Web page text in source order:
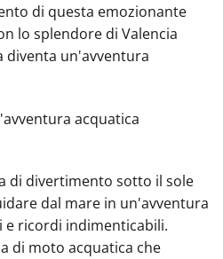
di questa emozionante
lo splendore di Valencia
diventa un'avventura
acquatica
di divertimento sotto il sole
dal mare in un'avventura
e ricordi indimenticabili.
di moto acquatica che